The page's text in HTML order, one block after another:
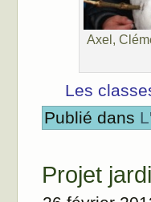
Axel,
Les
Publié dans
Projet